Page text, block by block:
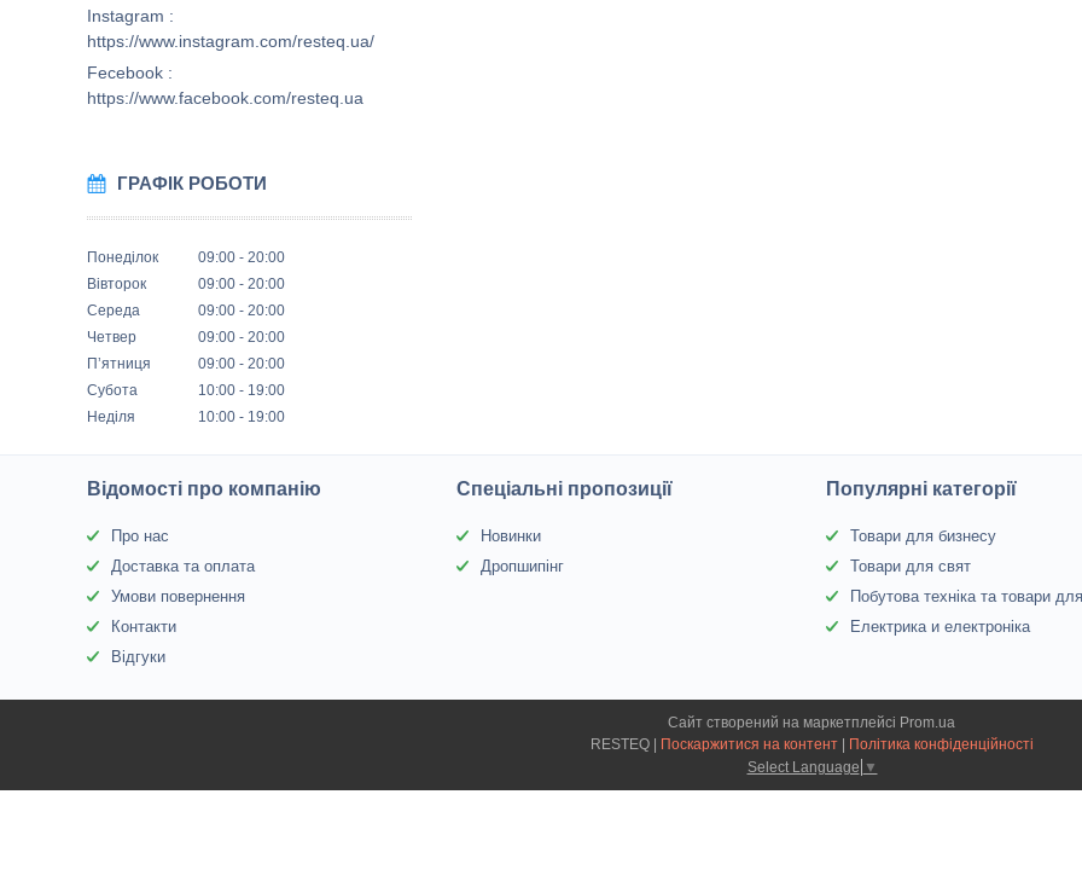
Instagram
https://www.instagram.com/resteq.ua/
Fecebook
https://www.facebook.com/resteq.ua
ГРАФІК РОБОТИ
Понеділок 09:00
20:00
Вівторок
09:00
20:00
Середа
09:00
20:00
Четвер
09:00
20:00
Пʼятниця
09:00
20:00
Субота
10:00
19:00
Неділя
10:00 19:00
Відомості про компанію
Про нас
Доставка та оплата
Умови повернення
Контакти
Відгуки
Спеціальні пропозиції
Новинки
Дропшипінг
Популярні категорії
Товари для бизнесу
Товари для свят
Побутова техніка та товари
Електрика и електроніка
Сайт створений на маркетплейсі Prom.ua
Поскаржитися на контент
Політика конфіденційності
Select Language ▼